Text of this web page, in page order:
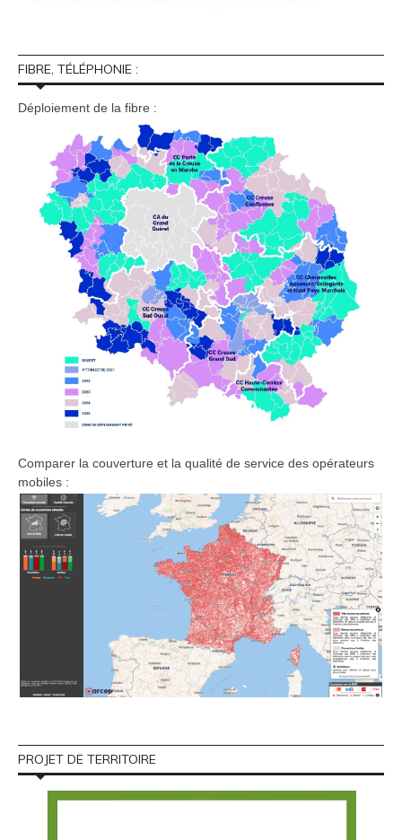
FIBRE, TÉLÉPHONIE :
Déploiement de la fibre :
Comparer la couverture et la qualité de service des opérateurs
mobiles :
PROJET DE TERRITOIRE